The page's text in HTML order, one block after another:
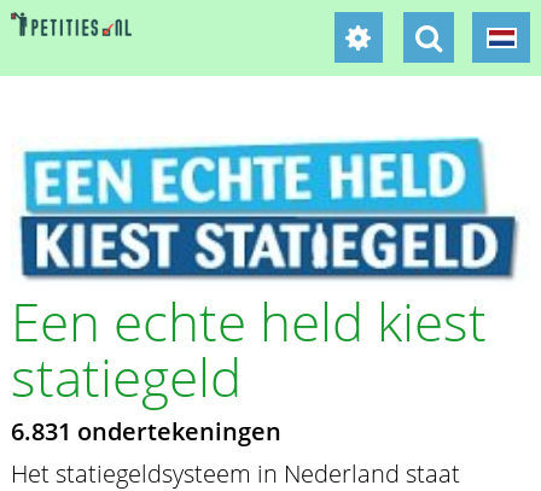
Een echte held kiest
statiegeld
6.831 ondertekeningen
Het statiegeldsysteem in Nederland staat